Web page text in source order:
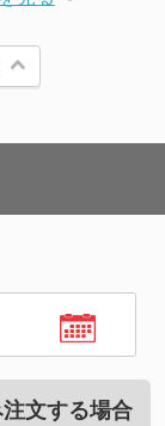
文する場合